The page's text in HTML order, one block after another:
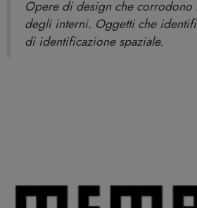
Opere di design che corrodono
degli interni. Oggetti che
di identificazione spaziale.